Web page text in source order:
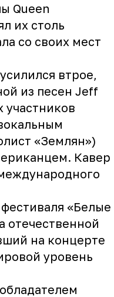
Queen
их столь
со своих мест
втрое,
из песен Jeff
участников
«Землян»)
Кавер
«Белые
отечественной
на концерте
уровень